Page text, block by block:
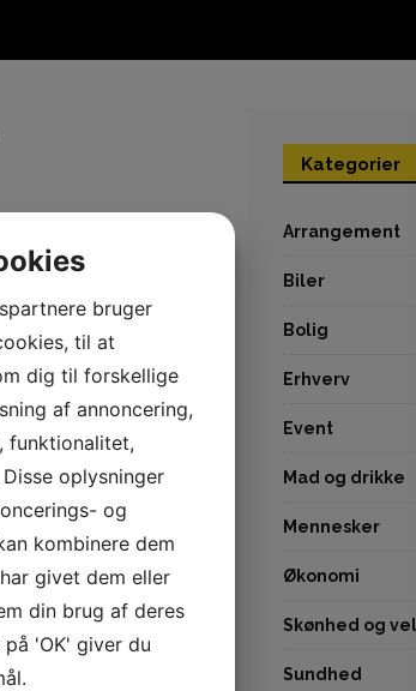
Et
selv i at spise græsk
der er
måltid, mens du er i
Kategorier
Arrangement
Biler
Bolig
Erhverv
Event
Mad og drikke
Mennesker
Økonomi
Skønhed og
Sundhed
bruger
til at
dig til forskellige
af annoncering,
funktionalitet,
oplysninger
og
kombinere dem
givet dem eller
din brug af deres
'OK' giver du